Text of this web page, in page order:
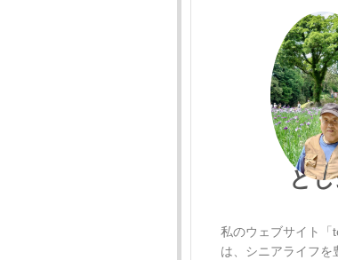
と
私のウェブサイト「
は、シニアライフを